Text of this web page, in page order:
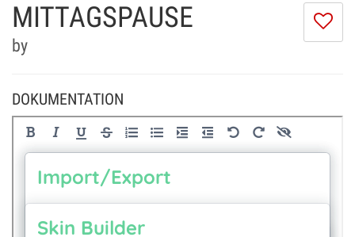
MITTAGSPAUSE
by
DOKUMENTATION